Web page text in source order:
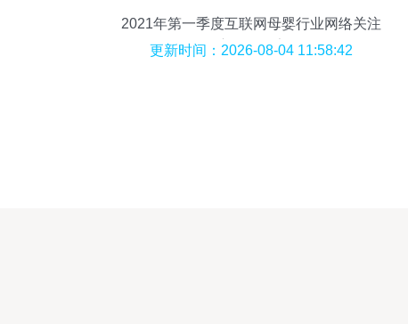
2021年第一季度互联网母婴行业网络关注
度分析报告
更新时间：2026-08-04 11:58:42